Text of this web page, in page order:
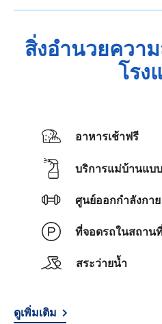
สิ่งอำนวยควา
โรง
อาหารเช้าฟรี
บริการแม่บ้านแบ
ศูนย์ออกกำลังกาย
ที่จอดรถในสถาน
สระว่ายน้ำ
ดูเพิ่มเติม